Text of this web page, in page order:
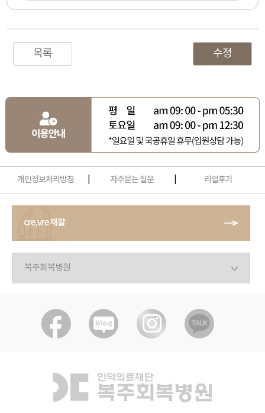
목록 수정
개인정보처리방침 자주묻는 질문 리얼후기
cre,vre 재활